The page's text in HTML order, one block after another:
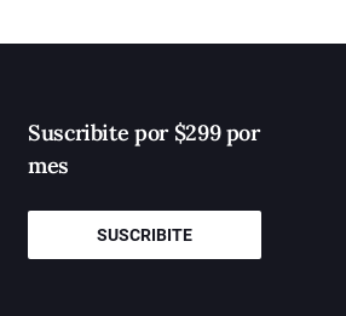
Suscribite por $299 por
mes
SUSCRIBITE